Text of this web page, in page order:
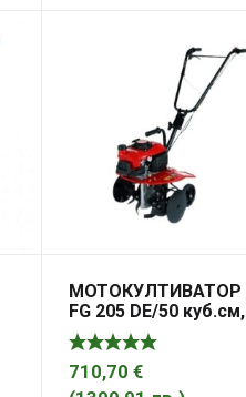
МОТОКУЛТИВАТОР
FG 205 DE/50 куб.см,
45 см, 1 предавка
напред
710,70 €